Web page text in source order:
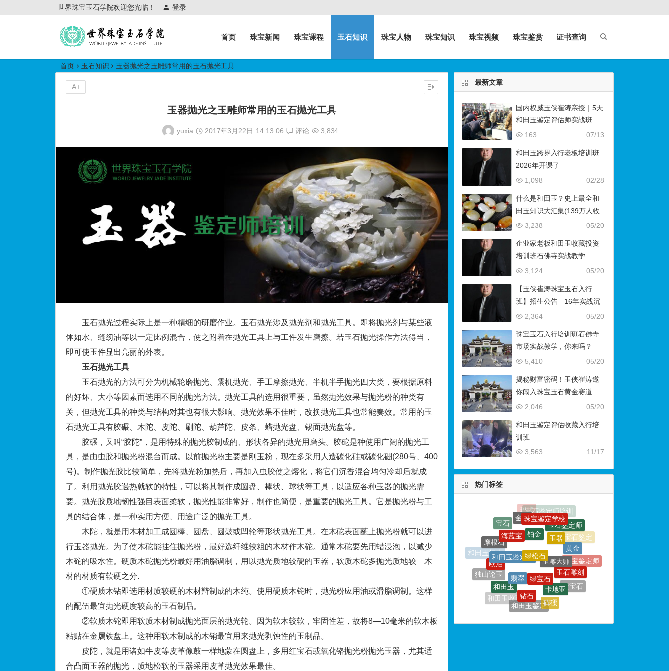
世界珠宝玉石学院欢迎您光临！ 登录
世界珠宝玉石学院培训中心
首页 珠宝新闻 珠宝课程 玉石知识 珠宝人物 珠宝知识 珠宝视频 珠宝鉴赏 证书查询
首页 玉石知识 玉器抛光之玉雕师常用的玉石抛光工具
玉器抛光之玉雕师常用的玉石抛光工具
yuxia 2017年3月22日 14:13:06 评论 3,834
玉石抛光过程实际上是一种精细的研磨作业。玉石抛光涉及抛光剂和抛光工具。即将抛光剂与某些液
体如水、缝纫油等以一定比例混合，使之附着在抛光工具上与工件发生磨擦。若玉石抛光操作方法得当，
即可使玉件显出亮丽的外表。
玉石抛光工具
玉石抛光的方法可分为机械轮磨抛光、震机抛光、手工摩擦抛光、半机半手抛光四大类，要根据原料
的好坏、大小等因素而选用不同的抛光方法。抛光工具的选用很重要，虽然抛光效果与抛光粉的种类有
关，但抛光工具的种类与结构对其也有很大影响。抛光效果不佳时，改换抛光工具也常能奏效。常用的玉
石抛光工具有胶碾、木陀、皮陀、刷陀、葫芦陀、皮条、蜡抛光盘、锡面抛光盘等。
胶碾，又叫“胶陀”，是用特殊的抛光胶制成的、形状各异的抛光用磨头。胶砣是种使用广阔的抛光工
具，是由虫胶和抛光粉混台而成。以前抛光粉主要是刚玉粉，现在多采用人造碳化硅或碳化硼(280号、400
号)。制作抛光胶比较简单，先将抛光粉加热后，再加入虫胶使之熔化，将它们沉香混合均匀冷却后就成
了。利用抛光胶遇热就软的特性，可以将其制作成圆盘、棒状、球状等工具，以适应各种玉器的抛光需
要。抛光胶质地韧性强目表面柔软，抛光性能非常好，制作也简便，是重要的抛光工具。它是抛光粉与工
具的结合体，是一种实用方便、用途广泛的抛光工具。
木陀，就是用木材加工成圆棒、圆盘、圆鼓或凹轮等形状抛光工具。在木砣表面蘸上抛光粉就可以进
行玉器抛光。为了使木砣能挂住抛光粉，最好选纤维较粗的木材作木砣。通常木砣要先用蜡浸泡，以减少
木砣的吸水性。硬质木砣抛光粉最好用油脂调制，用以抛光质地较硬的玉器，软质木砣多抛光质地较 木
材的材质有软硬之分.
①硬质木钻即选用材质较硬的木材辩制成的木纯。使用硬质木铊时，抛光粉应用油或滑脂调制。这样
的配伍最宜抛光硬度较高的玉石制品。
②软质木铊即用软质木材制成抛光面层的抛光轮。因为软木较软，牢固性差，故将8—10毫米的软木板
粘贴在金属铁盘上。这种用软木制成的木销最宜用来抛光剥蚀性的玉制品。
皮陀，就是用诸如牛皮等皮革像鼓一样地蒙在圆盘上，多用红宝石或氧化铬抛光粉抛光玉器，尤其适
合凸面玉器的抛光，质地松软的玉器采用皮革抛光效果最佳。
A+
最新文章
国内权威玉侠崔涛亲授｜5天
和田玉鉴定评估师实战班
（石佛寺9月开班）
07/13
163
和田玉跨界入行老板培训班
2026年开课了
02/28
1,098
什么是和田玉？史上最全和
田玉知识大汇集(139万人收
藏）
05/20
3,238
企业家老板和田玉收藏投资
培训班石佛寺实战教学
05/20
3,124
【玉侠崔涛珠宝玉石入行
班】招生公告—16年实战沉
淀，助你叩开财富与传承之
05/20
2,364
珠宝玉石入行培训班石佛寺
市场实战教学，你来吗？
05/20
5,410
揭秘财富密码！玉侠崔涛邀
你闯入珠宝玉石黄金赛道
05/20
2,046
和田玉鉴定评估收藏入行培
训班
11/17
3,563
热门标签
金饰珠宝鉴定学校
和田玉标本
摩根石
海蓝宝 铂金
玉器
黄金
珠宝鉴定师
石榴石
婚戒
珠宝鉴定
独山论玉
欧泊
和田玉鉴定师绿松石
玉雕大师
玉石雕刻
蓝宝石
玉石
和田玉鉴定专家
珊瑚
和田玉收藏
和田玉
翡翠 绿宝石
卡地亚
砗磲
和田玉鉴定
钻石